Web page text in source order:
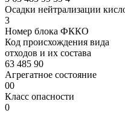
Осадки нейтрализации
3
Номер блока ФККО
Код происхождения вида
отходов и их состава
63 485 90
Агрегатное состояние
00
Класс опасности
0